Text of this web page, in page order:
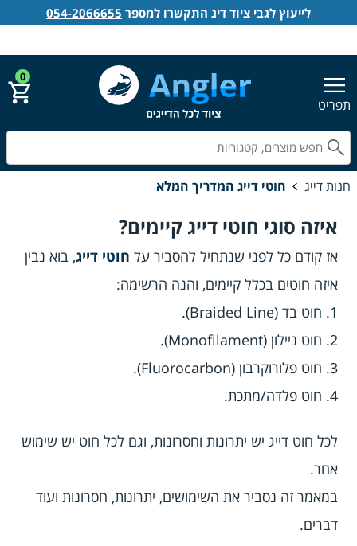
תפריט
0
חנות דייג חוטי דייג המדריך המלא
איזה סוגי חוטי דייג קיימים?
אז קודם כל לפני שנתחיל להסביר על חוטי דייג, בוא נבין
איזה חוטים בכלל קיימים, והנה הרשימה:
1. חוט בד (Braided Line).
2. חוט ניילון (Monofilament).
3. חוט פלורוקרבון (Fluorocarbon).
4. חוט פלדה/מתכת.
לכל חוט דייג יש יתרונות וחסרונות, וגם לכל חוט יש שימוש
אחר.
במאמר זה נסביר את השימושים, יתרונות, חסרונות ועוד
דברים.
לייעוץ לגבי ציוד דיג התקשרו למספר 054-2066655